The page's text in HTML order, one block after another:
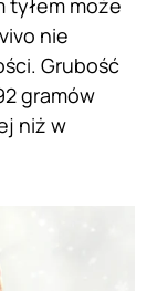
nie
Grubość
gramów
niż w